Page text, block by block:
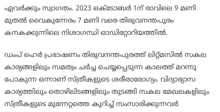
ഏവർക്കും സ്വാഗതം. 2023 ഒക്ടോബർ 1ന് രാവിലെ 9 മണി
മുതൽ വൈകുന്നേരം 7 മണി വരെ തിരുവനന്തപുരം
കനകക്കുന്നിലെ നിശാഗന്ധി ഓഡിറ്റോറിയത്തിൽ.
ഡംപ് ഹെർ പ്രഭാഷണം തിരുവനന്തപുരത്ത് ലിറ്റ്മസിൽ സകല
കാര്യങ്ങളിലും സമത്വം ചര്‍ച്ച ചെയ്യപ്പെടുന്ന കാലത്ത് മറന്നു
പോകുന്ന ഒന്നാണ് സ്ത്രീകളുടെ ശരീരാരോഗ്യം. വിദ്യാഭ്യാസ
കാര്യത്തിലും തൊഴിലിടങ്ങളിലും തുടങ്ങി സകല മേഖലകളിലും
സ്ത്രീകളുടെ മുന്നേറ്റത്തെ കുറിച്ച് സംസാരിക്കുന്നവര്‍